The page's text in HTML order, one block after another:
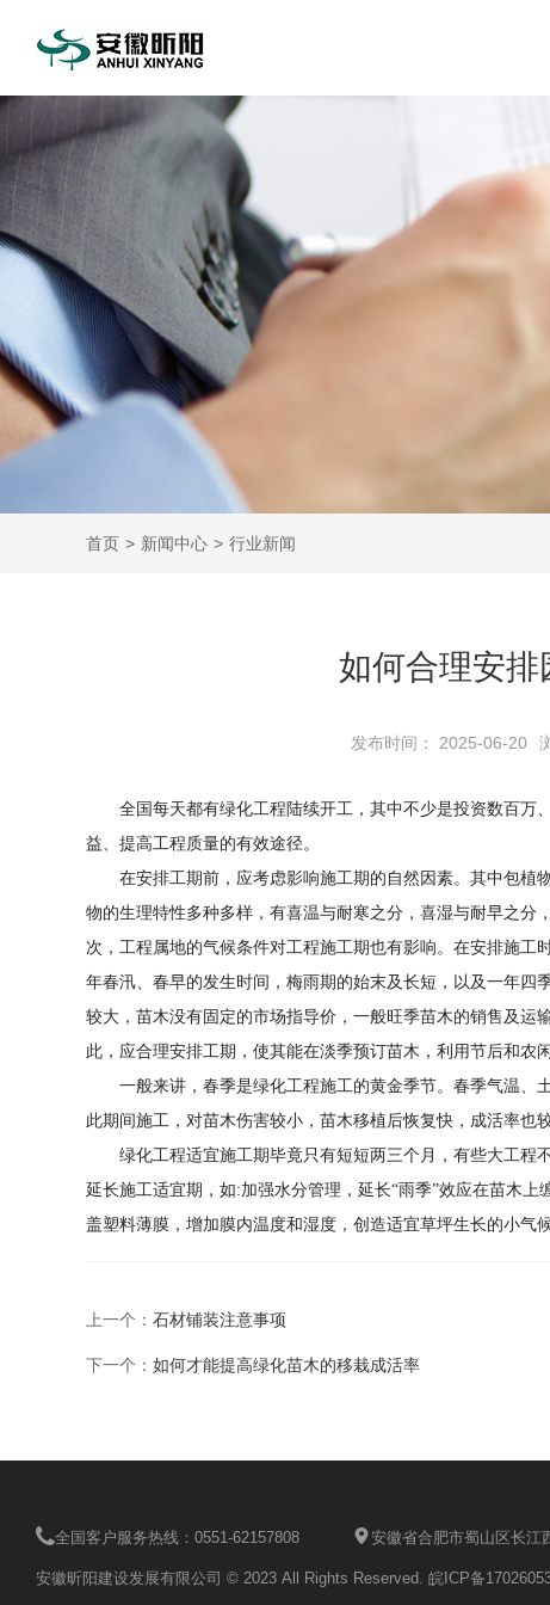
首页 > 新闻中心 > 行业新闻
如何合理安排
发布时间： 2025-06-20
全国每天都有绿化工程陆续开工，其中不少是投资数百万
益、提高工程质量的有效途径。
在安排工期前，应考虑影响施工期的自然因素。其中包植
物的生理特性多种多样，有喜温与耐寒之分，喜湿与耐早之
次，工程属地的气候条件对工程施工期也有影响。在安排施工
年春汛、春早的发生时间，梅雨期的始末及长短，以及一年四
较大，苗木没有固定的市场指导价，一般旺季苗木的销售及运
此，应合理安排工期，使其能在淡季预订苗木，利用节后和农
一般来讲，春季是绿化工程施工的黄金季节。春季气温、
此期间施工，对苗木伤害较小，苗木移植后恢复快，成活率也较
绿化工程适宜施工期毕竟只有短短两三个月，有些大工程
延长施工适宜期，如:加强水分管理，延长“雨季”效应在苗木
盖塑料薄膜，增加膜内温度和湿度，创造适宜草坪生长的小气候
上一个： 石材铺装注意事项
下一个： 如何才能提高绿化苗木的移栽成活率
全国客户服务热线：0551-62157808 安徽省合肥市蜀山区长江
安徽昕阳建设发展有限公司 © 2023 All Rights Reserved. 皖ICP备